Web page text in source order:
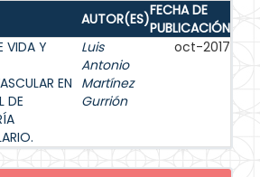
AUTOR(ES)FECHA DE
PUBLICACIÓN
VIDA Y
EN
DE
Luis
Antonio
Martínez
Gurrión
oct-2017